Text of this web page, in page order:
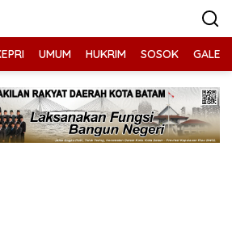
UMUM HUKRIM SOSOK